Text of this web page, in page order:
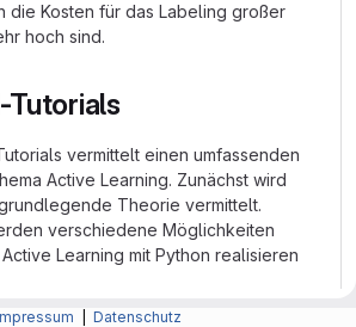
die Kosten für das Labeling großer
hoch sind.
Tutorials
vermittelt einen umfassenden
Active Learning. Zunächst wird
Theorie vermittelt.
verschiedene Möglichkeiten
Learning mit Python realisieren
Datenschutz